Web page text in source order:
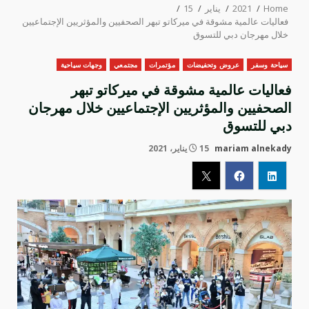
Home
2021 يناير
15
فعاليات عالمية مشوقة في ميركاتو تبهر الصحفيين والمؤثريين الإجتماعيين
خلال مهرجان دبي للتسوق
سياحة وسفر عروض وتحفيضات مؤتمرات مجتمعي وجهات سياحية
فعاليات عالمية مشوقة في ميركاتو تبهر
الصحفيين والمؤثريين الإجتماعيين خلال مهرجان
دبي للتسوق
mariam alnekady 15 يناير، 2021